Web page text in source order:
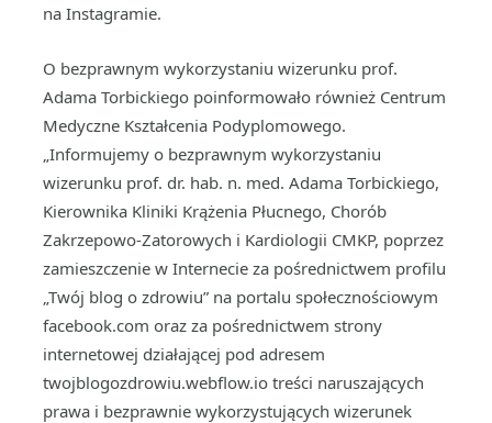
na Instagramie.
O bezprawnym wykorzystaniu wizerunku prof.
Adama Torbickiego poinformowało również Centrum
Medyczne Kształcenia Podyplomowego.
„Informujemy o bezprawnym wykorzystaniu
wizerunku prof. dr. hab. n. med. Adama Torbickiego,
Kierownika Kliniki Krążenia Płucnego, Chorób
Zakrzepowo-Zatorowych i Kardiologii CMKP, poprzez
zamieszczenie w Internecie za pośrednictwem profilu
„Twój blog o zdrowiu” na portalu społecznościowym
facebook.com oraz za pośrednictwem strony
internetowej działającej pod adresem
twojblogozdrowiu.webflow.io treści naruszających
prawa i bezprawnie wykorzystujących wizerunek